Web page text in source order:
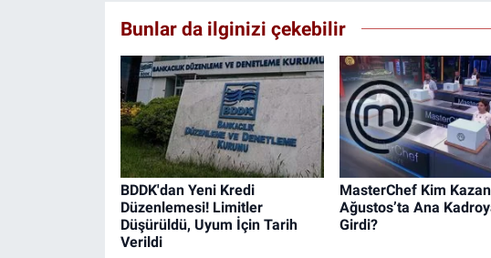
Bunlar da ilginizi çekebilir
BDDK'dan Yeni Kredi
Düzenlemesi! Limitler
Düşürüldü, Uyum İçin Tarih
Verildi
MasterChef Kim
Ağustos’ta Ana
Girdi?